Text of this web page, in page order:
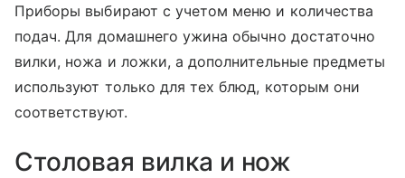
Приборы выбирают с учетом меню и количества
подач. Для домашнего ужина обычно достаточно
вилки, ножа и ложки, а дополнительные предметы
используют только для тех блюд, которым они
соответствуют.
Столовая вилка и нож